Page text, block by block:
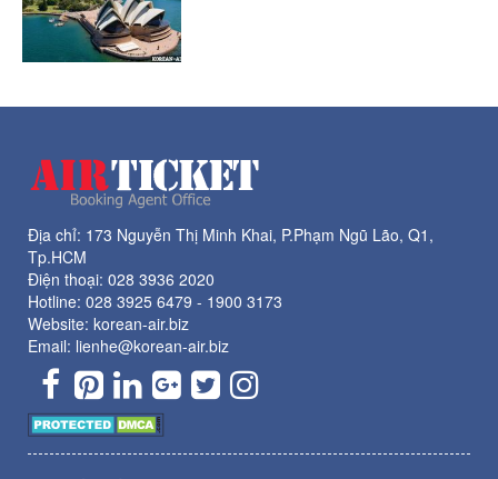
Địa chỉ: 173 Nguyễn Thị Minh Khai, P.Phạm Ngũ Lão, Q1,
Tp.HCM
Điện thoại: 028 3936 2020
Hotline: 028 3925 6479 - 1900 3173
Website: korean-air.biz
Email: lienhe@korean-air.biz